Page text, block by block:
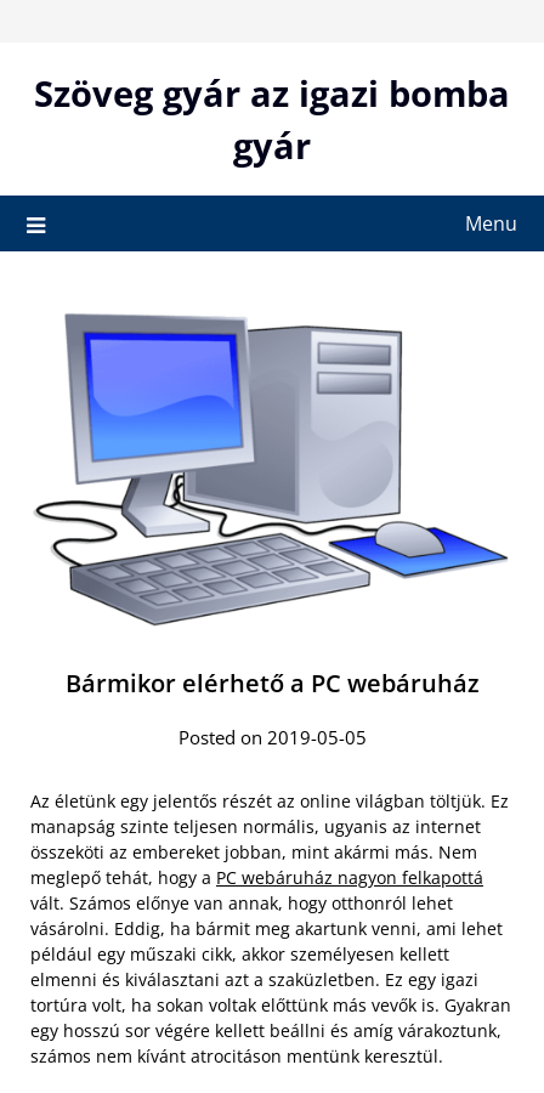
contentSzöveg gyár az igazi bomba
gyár
Menu
Bármikor elérhető a PC webáruház
Posted on 2019-05-05
Az életünk egy jelentős részét az online világban töltjük. Ez
manapság szinte teljesen normális, ugyanis az internet
összeköti az embereket jobban, mint akármi más. Nem
meglepő tehát, hogy a PC webáruház nagyon felkapottá
vált. Számos előnye van annak, hogy otthonról lehet
vásárolni. Eddig, ha bármit meg akartunk venni, ami lehet
például egy műszaki cikk, akkor személyesen kellett
elmenni és kiválasztani azt a szaküzletben. Ez egy igazi
tortúra volt, ha sokan voltak előttünk más vevők is. Gyakran
egy hosszú sor végére kellett beállni és amíg várakoztunk,
számos nem kívánt atrocitáson mentünk keresztül.